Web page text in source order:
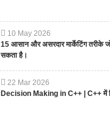
10 May 2026
15 आसान और असरदार मार्केटिंग तरीके
सकता है।
22 Mar 2026
Decision Making in C++ | C++ में